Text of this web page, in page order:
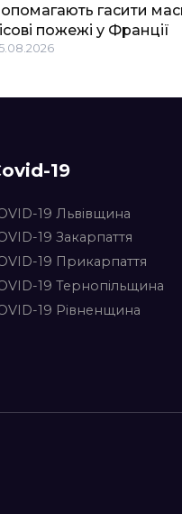
гасити
пожежі у Франції
19
19 Львівщина
19 Закарпаття
19 Прикарпаття
19 Тернопільщина
19 Рівненщина